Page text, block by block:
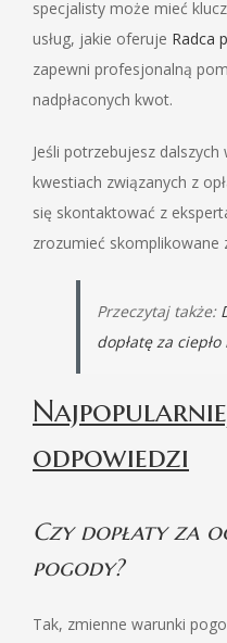
specjalisty może mieć
usług, jakie oferuje Radca
zapewni profesjonalną
nadpłaconych kwot.
Jeśli potrzebujesz
kwestiach związanych z
się skontaktować z
zrozumieć skomplikowane
Przeczytaj także:
dopłatę za
odpowiedzi
Czy dopłaty za
pogody?
Tak, zmienne warunki